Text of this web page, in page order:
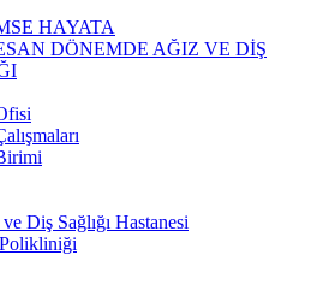
HAYATA
DÖNEMDE AĞIZ VE DİŞ
ve Diş Sağlığı Hastanesi